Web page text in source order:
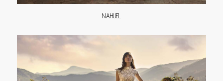
NAHUEL